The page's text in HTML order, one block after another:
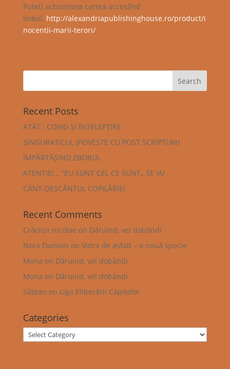
Puteți achiziționa cartea accesând
linkul: http://alexandriapublishinghouse.ro/product/i
nocentii-marii-terori/
Recent Posts
ATÂT : COVID ȘI ÎNȚELEPȚIRE
SINGURATICUL (POVESTE CU POST SCRIPTUM)
ÎMPĂRTĂȘIND ZBORUL
ATENȚIE!… ”EU SUNT CEL CE SUNT„ SE IA!
CÂNT-DESCÂNTUL COPILĂRIEI
Recent Comments
Crăciun nicolae on Dăruind, vei dobândi
Nora Damian on Vidra de asfalt – o nouă specie
Mona on Dăruind, vei dobândi
Mona on Dăruind, vei dobândi
Sătean on Liga Eliberării Căpițelor
Categories
Categories